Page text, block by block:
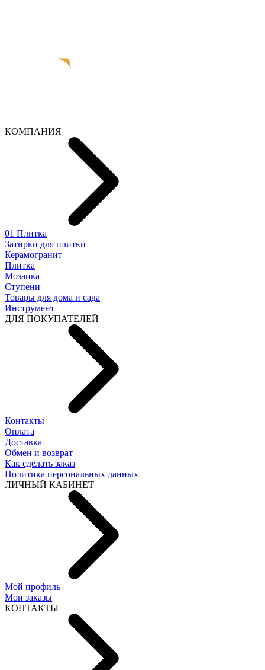
КОМПАНИЯ
01 Плитка
Затирки для плитки
Керамогранит
Плитка
Мозаика
Ступени
Товары для дома и сада
Инструмент
ДЛЯ ПОКУПАТЕЛЕЙ
Контакты
Оплата
Доставка
Обмен и возврат
Как сделать заказ
Политика персональных данных
ЛИЧНЫЙ КАБИНЕТ
Мой профиль
Мои заказы
КОНТАКТЫ